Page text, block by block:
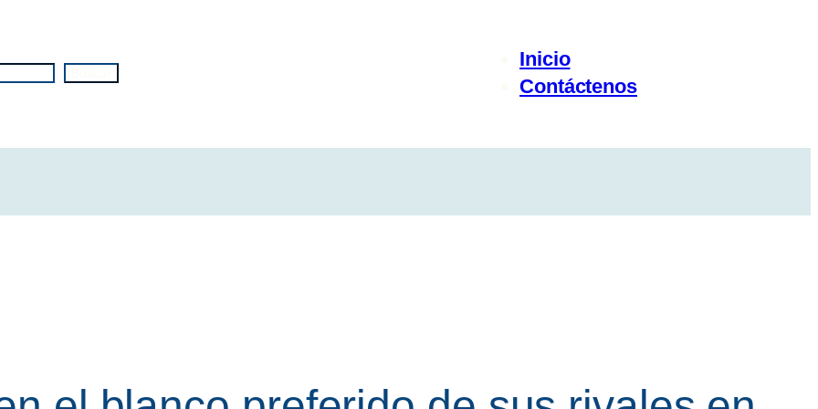
Inicio
Contáctenos